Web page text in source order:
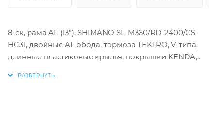
8-ск, рама AL (13"), SHIMANO SL-M360/RD-2400/CS-
HG31, двойные AL обода, тормоза TEKTRO, V-типа,
длинные пластиковые крылья, покрышки KENDA,